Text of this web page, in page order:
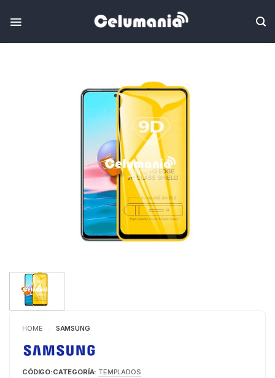
HOME SAMSUNG
CÓDIGO:CATEGORÍA: TEMPLADOS